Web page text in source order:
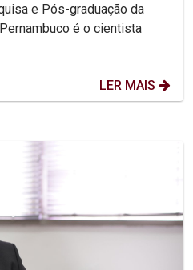
e Pós-graduação da
é o cientista
LER MAIS